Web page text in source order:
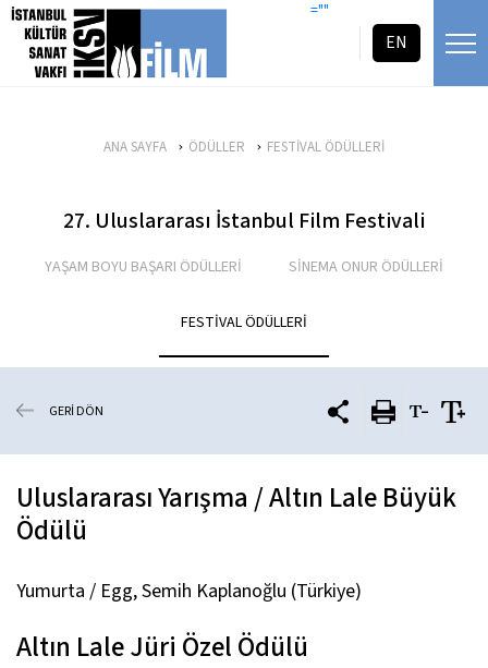
icerigi atla =""
EN
ANA SAYFA ÖDÜLLER FESTİVAL ÖDÜLLERİ
27. Uluslararası İstanbul Film Festivali
YAŞAM BOYU BAŞARI ÖDÜLLERİ SİNEMA ONUR ÖDÜLLERİ
FESTİVAL ÖDÜLLERİ
GERİ DÖN
Uluslararası Yarışma / Altın Lale Büyük
Ödülü
Yumurta / Egg, Semih Kaplanoğlu (Türkiye)
Altın Lale Jüri Özel Ödülü